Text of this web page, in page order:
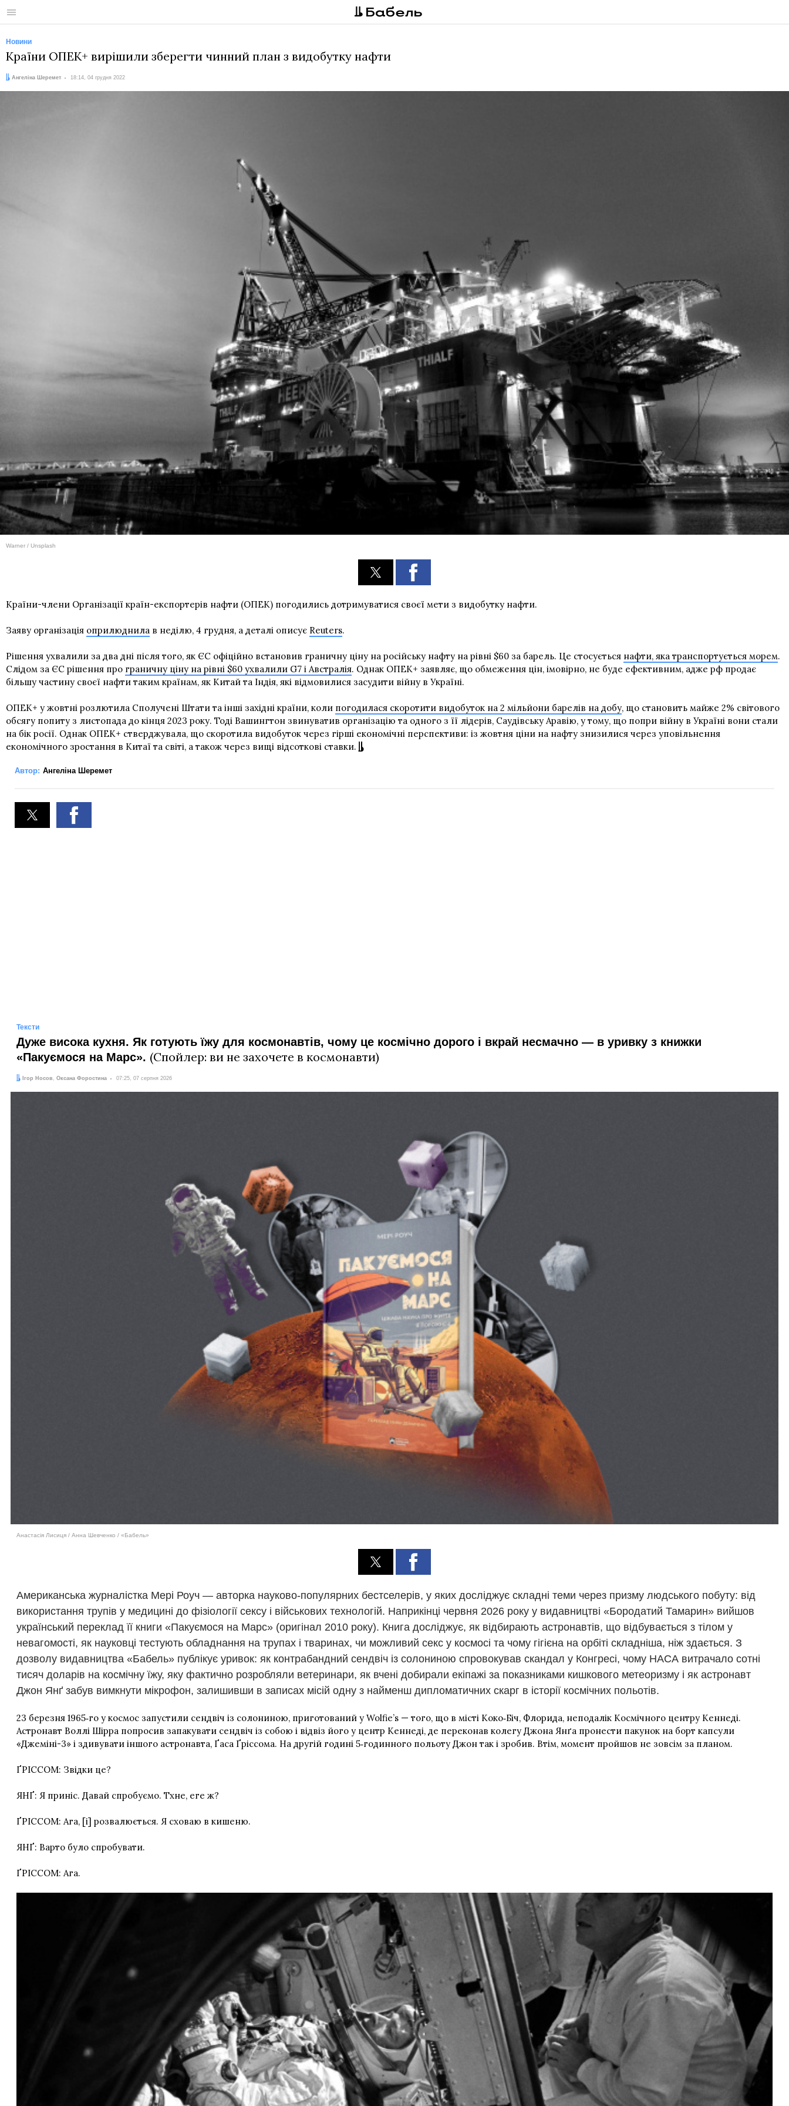
Меню
Новини
Країни ОПЕК+ вирішили зберегти чинний план з видобутку нафти
Автор:
Ангеліна Шеремет
Дата: 18:14, 04 грудня 2022
Warner / Unsplash
Країни-члени Організації країн-експортерів нафти (ОПЕК) погодились дотримуватися своєї мети з видобутку нафти.
Заяву організація оприлюднила в неділю, 4 грудня, а деталі описує Reuters.
Рішення ухвалили за два дні після того, як ЄС офіційно встановив граничну ціну на російську нафту на рівні $60 за барель. Це стосується нафти, яка транспортується морем.
Слідом за ЄС рішення про граничну ціну на рівні $60 ухвалили G7 і Австралія. Однак ОПЕК+ заявляє, що обмеження цін, імовірно, не буде ефективним, адже рф продає
більшу частину своєї нафти таким країнам, як Китай та Індія, які відмовилися засудити війну в Україні.
ОПЕК+ у жовтні розлютила Сполучені Штати та інші західні країни, коли погодилася скоротити видобуток на 2 мільйони барелів на добу, що становить майже 2% світового
обсягу попиту з листопада до кінця 2023 року. Тоді Вашингтон звинуватив організацію та одного з її лідерів, Саудівську Аравію, у тому, що попри війну в Україні вони стали
на бік росії. Однак ОПЕК+ стверджувала, що скоротила видобуток через гірші економічні перспективи: із жовтня ціни на нафту знизилися через уповільнення
економічного зростання в Китаї та світі, а також через вищі відсоткові ставки.
Автор: Ангеліна Шеремет